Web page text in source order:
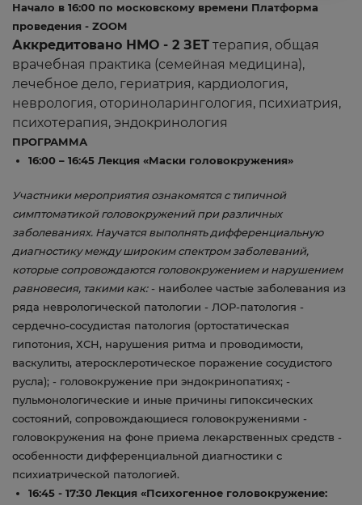
Начало в 16:00 по московскому времени Платформа
проведения - ZOOM
Аккредитовано НМО - 2 ЗЕТ терапия, общая
врачебная практика (семейная медицина),
лечебное дело, гериатрия, кардиология,
неврология, оториноларингология, психиатрия,
психотерапия, эндокринология
ПРОГРАММА
16:00 – 16:45 Лекция «Маски головокружения»
Участники мероприятия ознакомятся с типичной
симптоматикой головокружений при различных
заболеваниях. Научатся выполнять дифференциальную
диагностику между широким спектром заболеваний,
которые сопровождаются головокружением и нарушением
равновесия, такими как:- наиболее частые заболевания из
ряда неврологической патологии - ЛОР-патология -
сердечно-сосудистая патология (ортостатическая
гипотония, ХСН, нарушения ритма и проводимости,
васкулиты, атеросклеротическое поражение сосудистого
русла); - головокружение при эндокринопатиях; -
пульмонологические и иные причины гипоксических
состояний, сопровождающиеся головокружениями -
головокружения на фоне приема лекарственных средств -
особенности дифференциальной диагностики с
психиатрической патологией.
16:45 - 17:30 Лекция «Психогенное головокружение: